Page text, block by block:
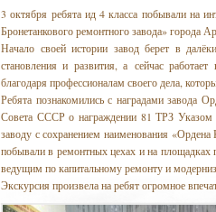
3 октября ребята ид 4 класса побывали на
Бронетанкового ремонтного завода» города
Начало своей истории завод берет в
становления и развития, а сейчас
благодаря профессионалам своего дела,
Ребята познакомились с наградами завода
Совета СССР о награждении 81 ТРЗ
заводу с сохранением наименования
побывали в ремонтных цехах и на площадках
ведущим по капитальному ремонту и
Экскурсия произвела на ребят огромное